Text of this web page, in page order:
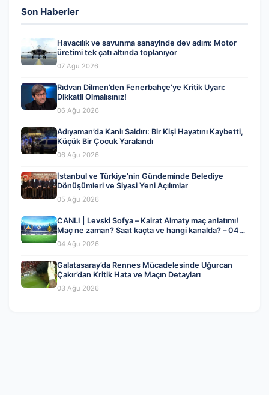
Son Haberler
Havacılık ve savunma sanayinde dev adım: Motor
üretimi tek çatı altında toplanıyor
07 Ağu 2026
Rıdvan Dilmen’den Fenerbahçe’ye Kritik Uyarı:
Dikkatli Olmalısınız!
06 Ağu 2026
Adıyaman’da Kanlı Saldırı: Bir Kişi Hayatını Kaybetti,
Küçük Bir Çocuk Yaralandı
06 Ağu 2026
İstanbul ve Türkiye’nin Gündeminde Belediye
Dönüşümleri ve Siyasi Yeni Açılımlar
05 Ağu 2026
CANLI | Levski Sofya – Kairat Almaty maç anlatımı!
Maç ne zaman? Saat kaçta ve hangi kanalda? – 04
Ağustos 2026
04 Ağu 2026
Galatasaray’da Rennes Mücadelesinde Uğurcan
Çakır’dan Kritik Hata ve Maçın Detayları
03 Ağu 2026